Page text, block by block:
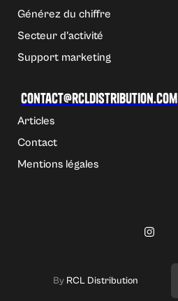
Générez du chiffre
Secteur d'activité
Support marketing
Articles
Contact
Mentions légales
Contact@rcldistribution.com
By RCL Distribution